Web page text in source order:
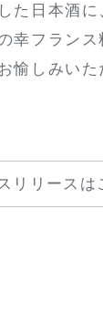
た日本酒
幸フラン
愉しみいた
リリースは